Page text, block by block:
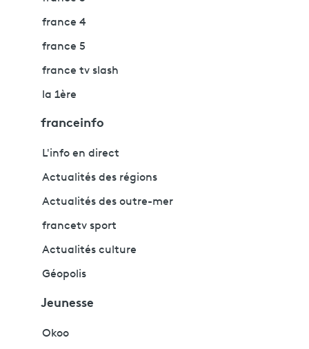
france 4
france 5
france tv slash
la 1ère
franceinfo
L'info en direct
Actualités des régions
Actualités des outre-mer
francetv sport
Actualités culture
Géopolis
Jeunesse
Okoo